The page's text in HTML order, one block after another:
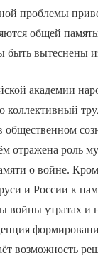
проблемы
общей
вытеснены
академии
роль
о войне.
и России к
войны утратах и
возможность